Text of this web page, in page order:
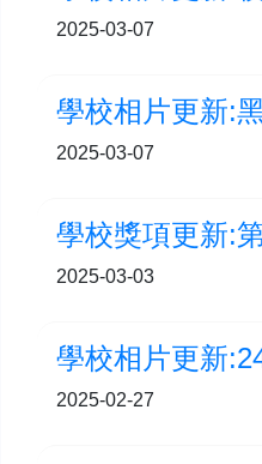
2025-03-07
2025-03-07
2025-03-03
2025-02-27